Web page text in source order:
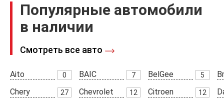
Популярные автомобили
в наличии
Смотреть все авто
Aito 0 BAIC 7 BelGee 5
Chery
27 Chevrolet 12 Citroen 12